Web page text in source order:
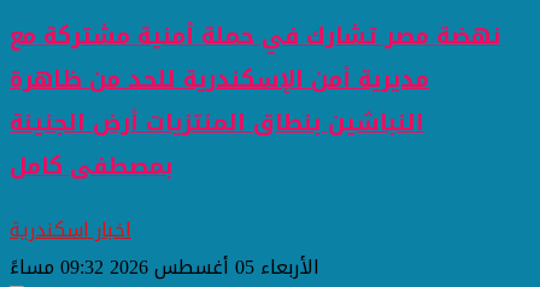
نهضة مصر تشارك في حملة أمنية مشتركة مع
مديرية أمن الإسكندرية للحد من ظاهرة
النباشين بنطاق المنتزيات أرض الجنينة
بمصطفى كامل
اخبار اسكندرية
الأربعاء 05 أغسطس 2026 09:32 مساءً